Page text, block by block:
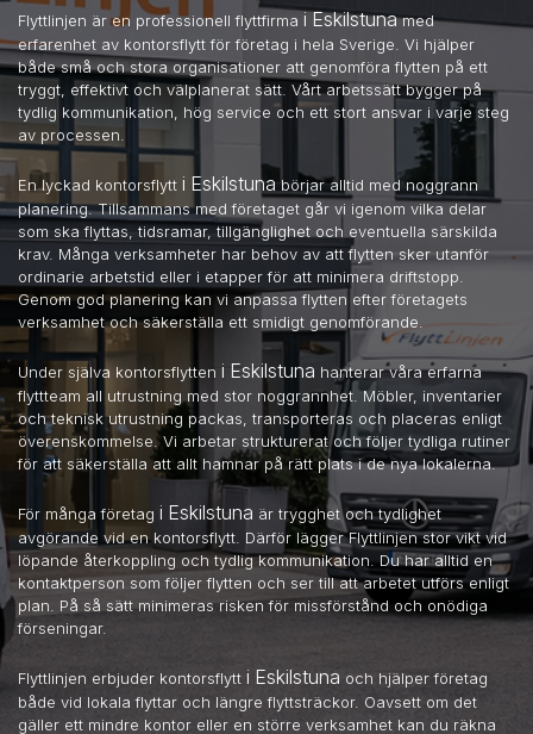
Flyttlinjen är en professionell flyttfirma i Eskilstunamed
erfarenhet av kontorsflytt för företag i hela Sverige. Vi hjälper
både små och stora organisationer att genomföra flytten på ett
tryggt, effektivt och välplanerat sätt. Vårt arbetssätt bygger på
tydlig kommunikation, hög service och ett stort ansvar i varje steg
av processen.
En lyckad kontorsflytt i Eskilstuna börjar alltid med noggrann
planering. Tillsammans med företaget går vi igenom vilka delar
som ska flyttas, tidsramar, tillgänglighet och eventuella särskilda
krav. Många verksamheter har behov av att flytten sker utanför
ordinarie arbetstid eller i etapper för att minimera driftstopp.
Genom god planering kan vi anpassa flytten efter företagets
verksamhet och säkerställa ett smidigt genomförande.
Under själva kontorsflytten i Eskilstuna hanterar våra erfarna
flyttteam all utrustning med stor noggrannhet. Möbler, inventarier
och teknisk utrustning packas, transporteras och placeras enligt
överenskommelse. Vi arbetar strukturerat och följer tydliga rutiner
för att säkerställa att allt hamnar på rätt plats i de nya lokalerna.
För många företag i Eskilstuna är trygghet och tydlighet
avgörande vid en kontorsflytt. Därför lägger Flyttlinjen stor vikt vid
löpande återkoppling och tydlig kommunikation. Du har alltid en
kontaktperson som följer flytten och ser till att arbetet utförs enligt
plan. På så sätt minimeras risken för missförstånd och onödiga
förseningar.
Flyttlinjen erbjuder kontorsflytt i Eskilstuna och hjälper företag
både vid lokala flyttar och längre flyttsträckor. Oavsett om det
gäller ett mindre kontor eller en större verksamhet kan du räkna